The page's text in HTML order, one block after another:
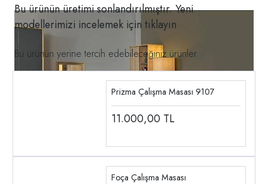
Bu ürünün üretimi sonlandırılmıştır. Yeni
modellerimizi incelemek için tıklayın
Bu ürünün yerine tercih edebileceğiniz ürünler
Prizma Çalışma Masası 9107
11.000,00 TL
Foça Çalışma Masası